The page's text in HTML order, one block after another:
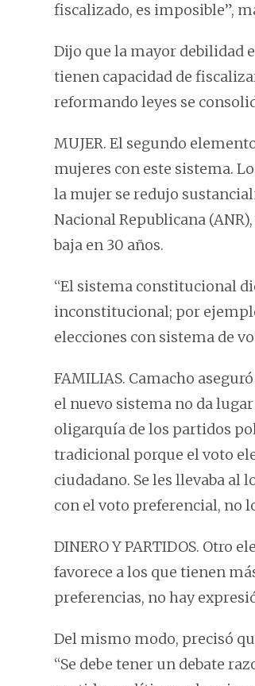
fiscalizado, es imposible”,
Dijo que la mayor debilidad
tienen capacidad de
reformando leyes se
MUJER. El segundo
mujeres con este sistema.
la mujer se redujo
Nacional Republicana
baja en 30 años.
“El sistema constitucional
inconstitucional; por
elecciones con sistema de
FAMILIAS. Camacho
el nuevo sistema no da
oligarquía de los partidos
tradicional porque el voto
ciudadano. Se les llevaba
con el voto preferencial, no
DINERO Y PARTIDOS.
favorece a los que tienen
preferencias, no hay
Del mismo modo, precisó
“Se debe tener un debate